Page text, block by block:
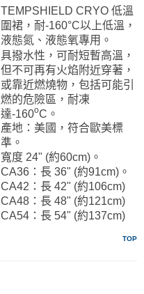
TEMPSHIELD CRYO 低溫
圍裙，耐-160°C以上低溫，
液態氮、液態氧專用。
具撥水性，可耐短暫高溫，
但不可再有火焰附近穿著，
或靠近燃燒物，包括可能引
燃的危險區，耐凍
達-160oC。
產地：美國，符合歐美標
準。
寬度 24" (約60cm)。
CA36：長 36" (約91cm)。
CA42：長 42" (約106cm)
CA48：長 48" (約121cm)
CA54：長 54" (約137cm)
TOP